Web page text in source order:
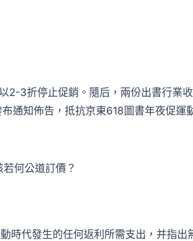
2-3折停止促銷。隨后，兩份出書行業
通知佈告，抵抗京東618圖書年夜促運
何公道訂價？
時代發生的任何返利所需支出，并指出